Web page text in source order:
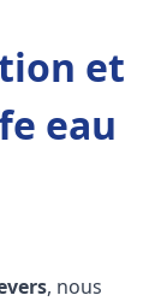
et
eau
, nous